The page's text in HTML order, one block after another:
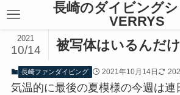
長崎のダイビング
VERRYS
被写体はいるんだ
2021
10/14
長崎ファンダイビング 2021年10月14日
気温的に最後の夏模様の今週は連